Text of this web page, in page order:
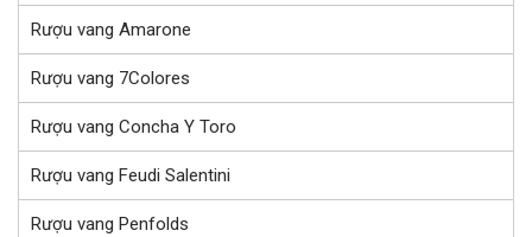
Rượu vang Amarone
Rượu vang 7Colores
Rượu vang Concha Y Toro
Rượu vang Feudi Salentini
Rượu vang Penfolds